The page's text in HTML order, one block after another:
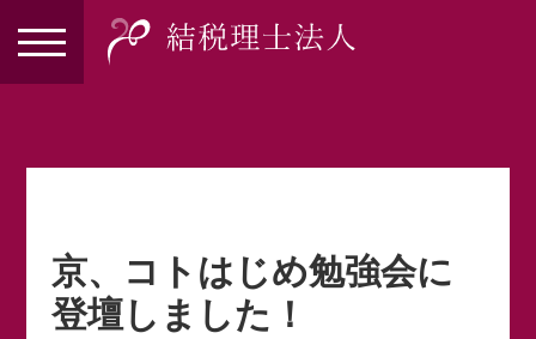
京、コトはじめ勉強会に
登壇しました！